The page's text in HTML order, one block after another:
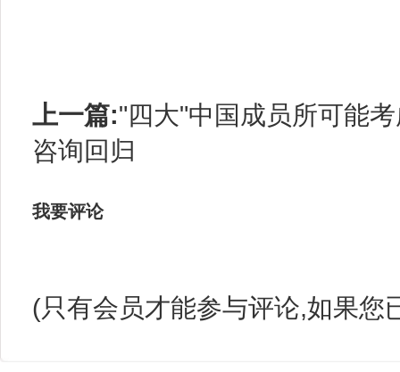
上一篇:"四大"中国成员所可能
咨询回归
我要评论
(只有会员才能参与评论,如果您